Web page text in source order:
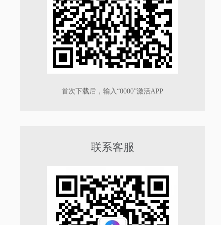
首次下载后，输入“0000”激活APP
联系客服